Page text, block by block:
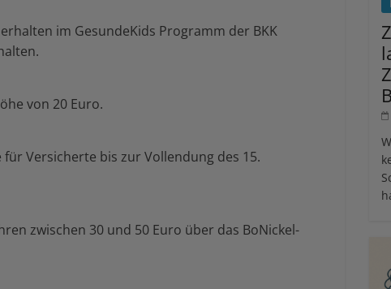
im GesundeKids Programm der BKK
von 20 Euro.
Versicherte bis zur Vollendung des 15.
zwischen 30 und 50 Euro über das BoNickel-